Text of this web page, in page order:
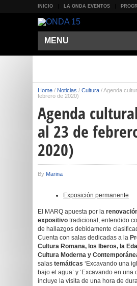
INICIO LA ONDA EVENTOS
MENU
Home / Noticias / Cultura /Agenda
febrero de 2020)
Agenda
al 23 de
2020)
By Marina
Exposición permanente
El MARQ apuesta por la
expositivo tradicional, entendido
de hallazgos debidamente
Cuenta con salas dedicadas a la
Cultura Romana, los Iberos, la
Cultura Moderna y
salas temáticas ‘Excavando una
bajo el agua’ y ‘Excavando en una
incluye la visita de una hora de